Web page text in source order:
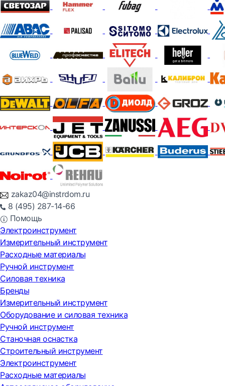
zakaz04@instrdom.ru
8 (495) 287-14-66
Помощь
Электроинструмент
Измерительный инструмент
Расходные материалы
Ручной инструмент
Силовая техника
Бренды
Измерительный инструмент
Оборудование и силовая техника
Ручной инструмент
Станочная оснастка
Строительный инструмент
Электроинструмент
Расходные материалы